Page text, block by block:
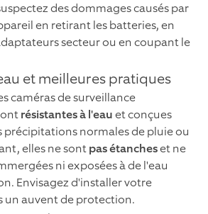
des dommages causés par
en retirant les batteries, en
secteur ou en coupant le
et meilleures pratiques
caméras de surveillance
résistantes à l'eauet conçues
précipitations normales de pluie ou
elles ne sontpas étancheset ne
ni exposées à de l'eau
Envisagez d'installer votre
un auvent de protection.